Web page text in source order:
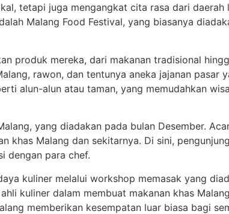
tetapi juga mengangkat cita rasa dari daerah
Malang Food Festival, yang biasanya
produk mereka, dari makanan tradisional
rawon, dan tentunya aneka jajanan pasar
alun-alun atau taman, yang memudahkan
yang diadakan pada bulan Desember.
khas Malang dan sekitarnya. Di sini,
dengan para chef.
kuliner melalui workshop memasak yang
kuliner dalam membuat makanan khas
memberikan kesempatan luar biasa bagi